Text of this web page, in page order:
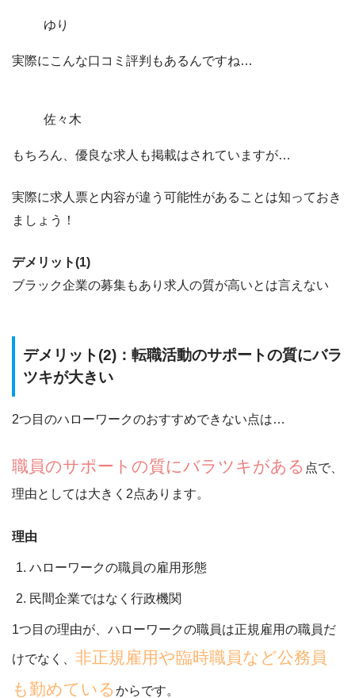
ゆり
実際にこんな口コミ評判もあるんですね…
佐々木
もちろん、優良な求人も掲載はされていますが…
実際に求人票と内容が違う可能性があることは知っておき
ましょう！
デメリット(1)
ブラック企業の募集もあり求人の質が高いとは言えない
デメリット(2)：転職活動のサポートの質にバラ
ツキが大きい
2つ目のハローワークのおすすめできない点は…
職員のサポートの質にバラツキがある 点で、
理由としては大きく2点あります。
理由
ハローワークの職員の雇用形態
民間企業ではなく行政機関
1つ目の理由が、ハローワークの職員は正規雇用の職員だ
けでなく、 非正規雇用や臨時職員など公務員
も勤めているからです。